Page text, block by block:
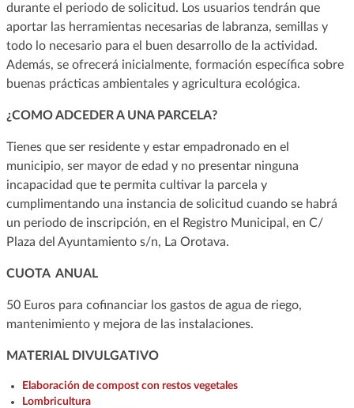
durante el periodo de solicitud. Los usuarios tendrán que
aportar las herramientas necesarias de labranza, semillas y
todo lo necesario para el buen desarrollo de la actividad.
Además, se ofrecerá inicialmente, formación específica sobre
buenas prácticas ambientales y agricultura ecológica.
¿COMO ADCEDER A UNA PARCELA?
Tienes que ser residente y estar empadronado en el
municipio, ser mayor de edad y no presentar ninguna
incapacidad que te permita cultivar la parcela y
cumplimentando una instancia de solicitud cuando se habrá
un periodo de inscripción, en el Registro Municipal, en C/
Plaza del Ayuntamiento s/n, La Orotava.
CUOTA ANUAL
50 Euros para cofinanciar los gastos de agua de riego,
mantenimiento y mejora de las instalaciones.
MATERIAL DIVULGATIVO
Elaboración de compost con restos vegetales
Lombricultura